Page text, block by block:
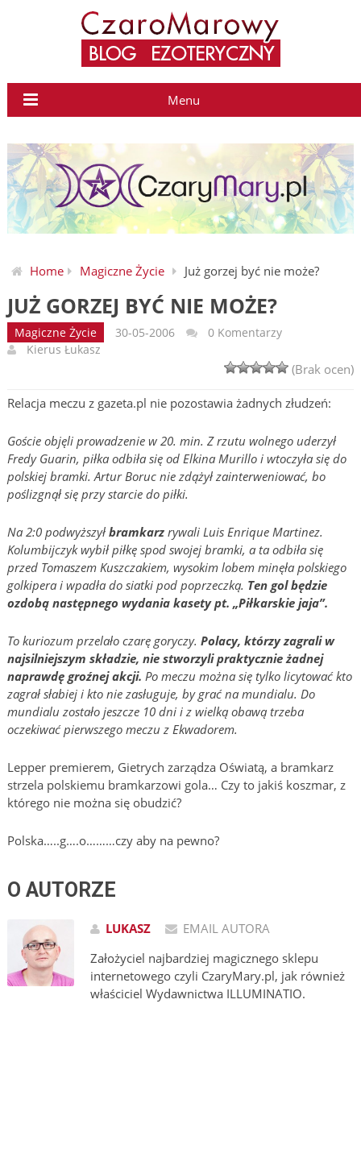
Menu
Home Magiczne Życie Już gorzej być nie może?
JUŻ GORZEJ BYĆ NIE MOŻE?
Magiczne Życie 30-05-2006
0 Komentarzy
Kierus Łukasz
(Brak ocen)
Relacja meczu z gazeta.pl nie pozostawia żadnych złudzeń:
Goście objęli prowadzenie w 20. min. Z rzutu wolnego uderzył
Fredy Guarin, piłka odbiła się od Elkina Murillo i wtoczyła się do
polskiej bramki. Artur Boruc nie zdążył zainterweniować, bo
poślizgnął się przy starcie do piłki.
Na 2:0 podwyższył bramkarzrywali Luis Enrique Martinez.
Kolumbijczyk wybił piłkę spod swojej bramki, a ta odbiła się
przed Tomaszem Kuszczakiem, wysokim lobem minęła polskiego
golkipera i wpadła do siatki pod poprzeczką. Ten gol będzie
ozdobą następnego wydania kasety pt. „Piłkarskie jaja”.
To kuriozum przelało czarę goryczy. Polacy, którzy zagrali w
najsilniejszym składzie, nie stworzyli praktycznie żadnej
naprawdę groźnej akcji. Po meczu można się tylko licytować kto
zagrał słabiej i kto nie zasługuje, by grać na mundialu. Do
mundialu zostało jeszcze 10 dni i z wielką obawą trzeba
oczekiwać pierwszego meczu z Ekwadorem.
Lepper premierem, Gietrych zarządza Oświatą, a bramkarz
strzela polskiemu bramkarzowi gola… Czy to jakiś koszmar, z
którego nie można się obudzić?
Polska…..g….o………czy aby na pewno?
O AUTORZE
LUKASZ
EMAIL AUTORA
Założyciel najbardziej magicznego sklepu
internetowego czyli CzaryMary.pl, jak również
właściciel Wydawnictwa ILLUMINATIO.